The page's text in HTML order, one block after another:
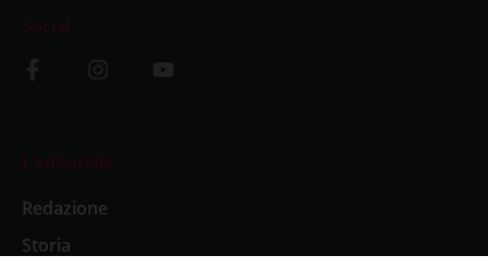
Social
L’editoriale
Redazione
Storia